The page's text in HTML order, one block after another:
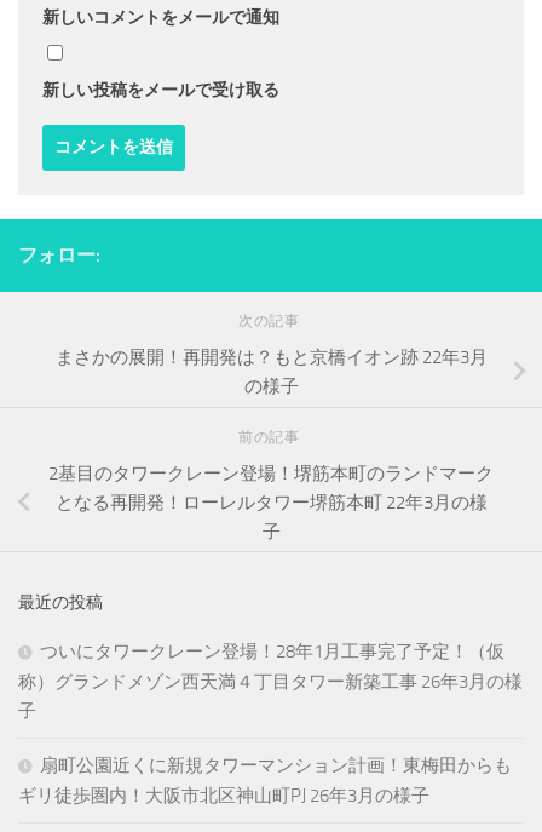
新しいコメントをメールで通知
新しい投稿をメールで受け取る
フォロー:
次の記事
まさかの展開！再開発は？もと京橋イオン跡 22年3月
の様子
前の記事
2基目のタワークレーン登場！堺筋本町のランドマーク
となる再開発！ローレルタワー堺筋本町 22年3月の様
子
最近の投稿
ついにタワークレーン登場！28年1月工事完了予定！（仮
称）グランドメゾン西天満４丁目タワー新築工事 26年3月の様
子
扇町公園近くに新規タワーマンション計画！東梅田からも
ギリ徒歩圏内！大阪市北区神山町PJ 26年3月の様子